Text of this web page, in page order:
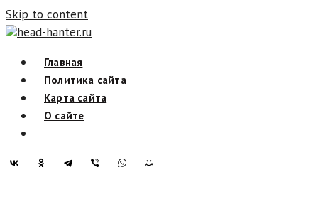
Skip to content
head-hanter.ru
Главная
Политика сайта
Карта сайта
О сайте